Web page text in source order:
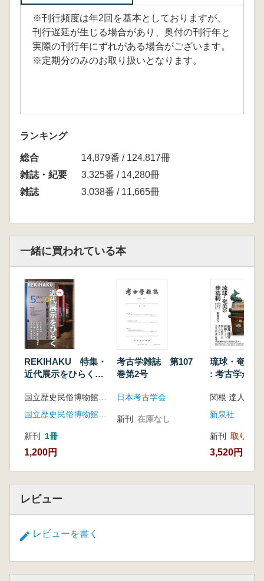
※刊行頻度は年2回を基本としておりますが、
刊行遅延が生じる場合があり、奥付の刊行年と
実際の刊行年にずれがある場合がございます。
※定期分のみのお取り扱いとなります。
ランキング
総合
14,879番 / 124,817冊
雑誌・紀要
3,325番 / 14,280冊
雑誌
3,038番 / 11,665冊
一緒に買われている本
REKIHAKU 特集・
近代展示をひらく
ューアル
国立歴史民俗博物館 編集
国立歴史民俗博物館(文学通信)
新刊 1冊
1,200円
考古学雑誌 第107
巻第2号
日本考古学会
新刊 在庫なし
琉球・奄美
: 考古学から
関根 達人 著
新泉社
新刊 取り寄せ
3,520円
レビュー
レビューを書く